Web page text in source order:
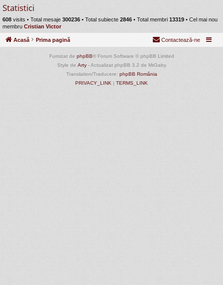
Statistici
608 visits • Total mesaje 300236 • Total subiecte 2846 • Total membri 13319 • Cel mai nou
membru Cristian Victor
Acasă Prima pagină Contactează-ne
Furnizat de phpBB® Forum Software © phpBB Limited
Style de Arty- Actualizat phpBB 3.2 de MrGaby
Translation/Traducere: phpBB România
PRIVACY_LINK | TERMS_LINK